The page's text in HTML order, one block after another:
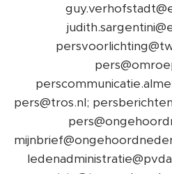
pers@tros.nl;